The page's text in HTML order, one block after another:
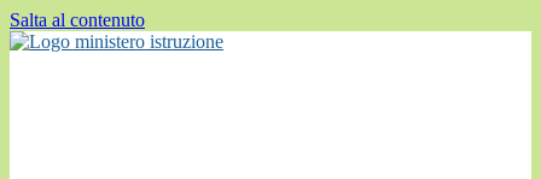
Salta al contenuto